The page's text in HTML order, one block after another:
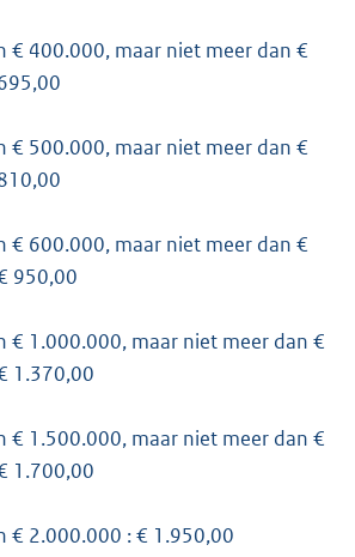
€ 400.000, maar niet meer dan €
€ 500.000, maar niet meer dan €
€ 600.000, maar niet meer dan €
950,00
€ 1.000.000, maar niet meer dan €
1.370,00
€ 1.500.000, maar niet meer dan €
1.700,00
€ 2.000.000 : € 1.950,00